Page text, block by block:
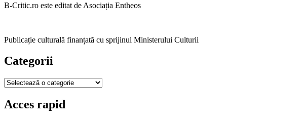
B-Critic.ro este editat de Asociația Entheos
Publicație culturală finanțată cu sprijinul Ministerului Culturii
Categorii
Categorii
Acces rapid